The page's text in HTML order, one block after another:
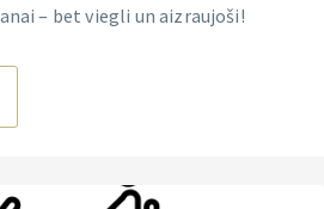
– bet viegli un aizraujoši!